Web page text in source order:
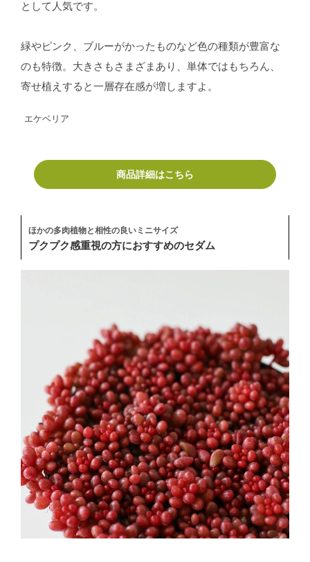
として人気です。
緑やピンク、ブルーがかったものなど色の種類が豊富な
のも特徴。大きさもさまざまあり、単体ではもちろん、
寄せ植えすると一層存在感が増しますよ。
エケベリア
商品詳細はこちら
ほかの多肉植物と相性の良いミニサイズ
プクプク感重視の方におすすめのセダム